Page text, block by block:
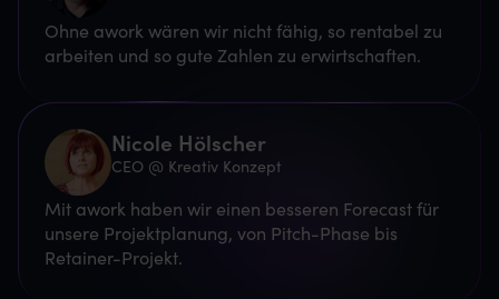
Ohne awork wären wir nicht fähig, so rentabel zu
arbeiten und so gute Zahlen zu erwirtschaften.
Nicole Hölscher
CEO @ Kreativ Konzept
Mit awork haben wir einen besseren Forecast für
unsere Projektplanung, von Pitch-Phase bis
Retainer-Projekt.